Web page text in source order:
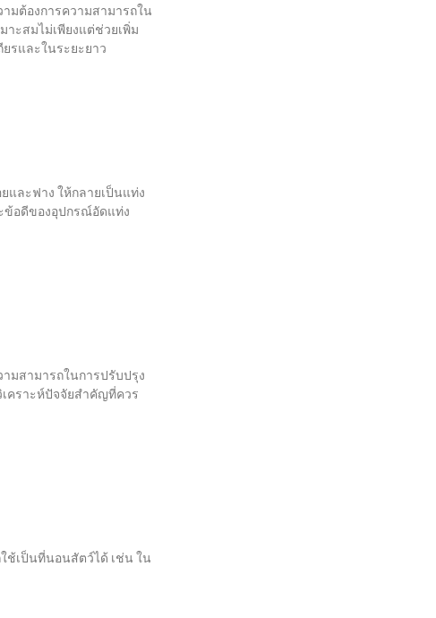
มต้องการความสามารถใน
ะสมไม่เพียงแต่ช่วยเพิ่ม
รและในระยะยาว
และฟาง ให้กลายเป็นแท่ง
ข้อดีของอุปกรณ์อัดแท่ง
มสามารถในการปรับปรุง
คราะห์ปัจจัยสำคัญที่ควร
ช้เป็นที่นอนสัตว์ได้ เช่น ใน